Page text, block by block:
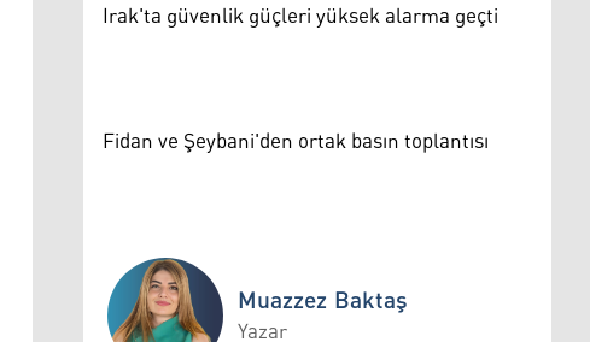
Irak'ta güvenlik güçleri yüksek alarma geçti
Fidan ve Şeybani'den ortak basın toplantısı
Muazzez Baktaş
Yazar